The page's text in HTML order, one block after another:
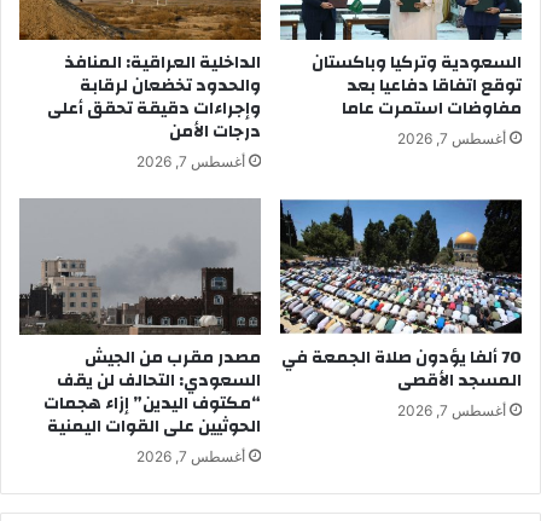
السعودية وتركيا وباكستان
توقع اتفاقا دفاعيا بعد
مفاوضات استمرت عاما
أغسطس 7, 2026
الداخلية العراقية: المنافذ
والحدود تخضعان لرقابة
وإجراءات دقيقة تحقق أعلى
درجات الأمن
أغسطس 7, 2026
70 ألفا يؤدون صلاة الجمعة في
المسجد الأقصى
أغسطس 7, 2026
مصدر مقرب من الجيش
السعودي: التحالف لن يقف
“مكتوف اليدين” إزاء هجمات
الحوثيين على القوات اليمنية
أغسطس 7, 2026